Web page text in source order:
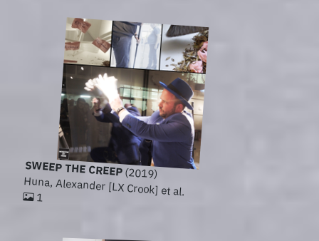
SWEEP THE CREEP(2019)
Huna, Alexander [LX Crook] et al.
1